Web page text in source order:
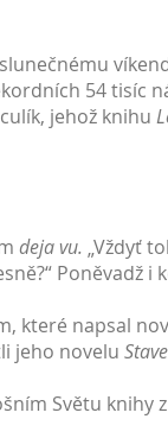
54 tisíc
jehož knihu
deja vu. „Vždyť
Poněvadž i
které napsal
jeho novelu
Světu knihy